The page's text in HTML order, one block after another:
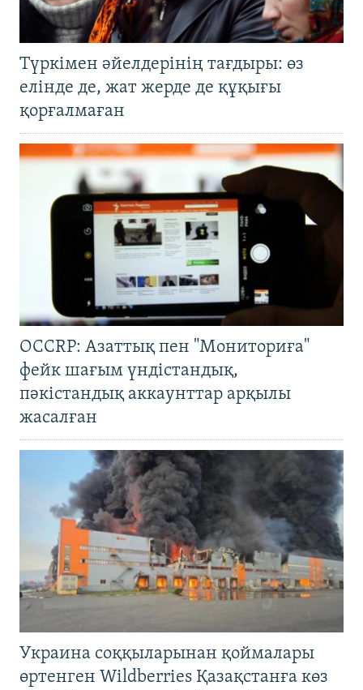
Түркімен әйелдерінің тағдыры: өз
елінде де, жат жерде де құқығы
қорғалмаған
OCCRP: Азаттық пен "Мониториға"
фейк шағым үндістандық,
пәкістандық аккаунттар арқылы
жасалған
Украина соққыларынан қоймалары
өртенген Wildberries Қазақстанға көз